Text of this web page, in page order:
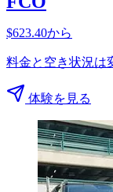
$623.40から
料金と空き状況は
体験を見る